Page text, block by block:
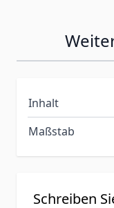
Inhalt
Maßstab
Schreiben